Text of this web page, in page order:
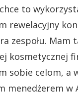
to
rewelacyjny
zespołu.
kosmetycznej
sobie celom, a
menedżerem w